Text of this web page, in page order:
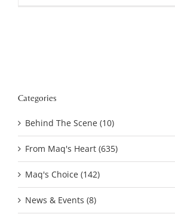
Categories
Behind The Scene (10)
From Maq's Heart (635)
Maq's Choice (142)
News & Events (8)